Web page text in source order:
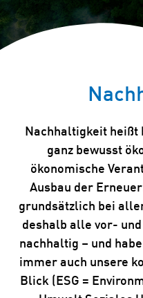
Nachhaltigkeit heißt
ganz bewusst
ökonomische
Ausbau der
grundsätzlich bei
deshalb alle vor-
nachhaltig – und
immer auch unsere
Blick (ESG =